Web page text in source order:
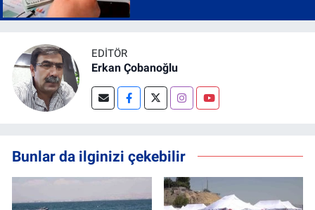
EDITÖR
Erkan Çobanoğlu
Bunlar da ilginizi çekebilir